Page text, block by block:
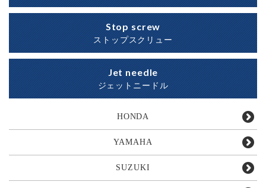
Stop screw
ストップスクリュー
Jet needle
ジェットニードル
HONDA
YAMAHA
SUZUKI